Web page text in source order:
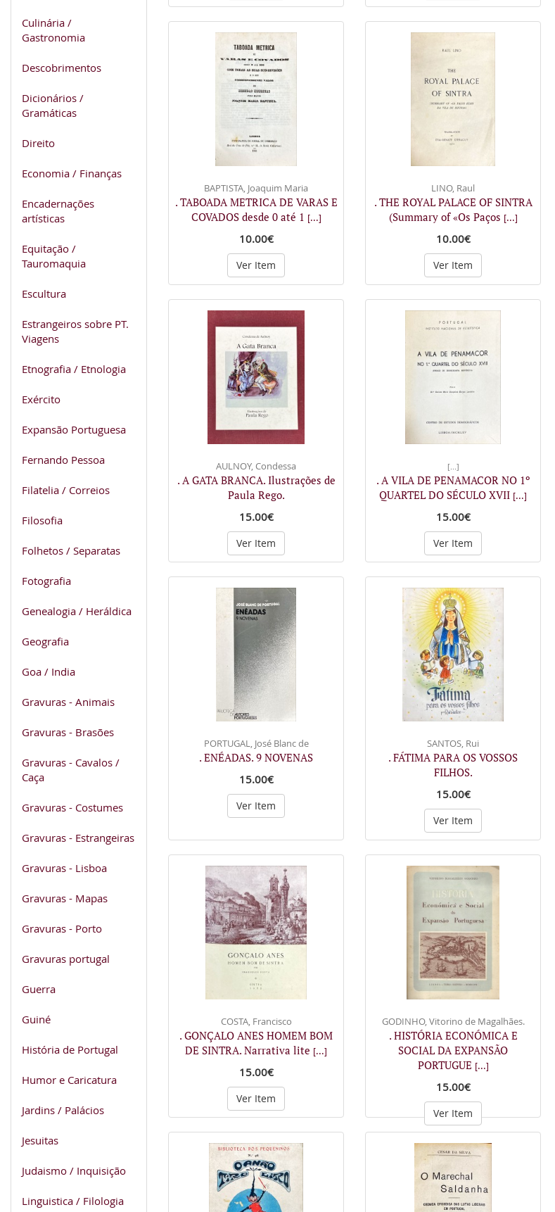
Culinária /
Gastronomia
Descobrimentos
Dicionários /
Gramáticas
Direito
Economia / Finanças
Encadernações
artísticas
Equitação /
Tauromaquia
Escultura
Estrangeiros sobre PT.
Viagens
Etnografia / Etnologia
Exército
Expansão Portuguesa
Fernando Pessoa
Filatelia / Correios
Filosofia
Folhetos / Separatas
Fotografia
Genealogia / Heráldica
Geografia
Goa / India
Gravuras - Animais
Gravuras - Brasões
Gravuras - Cavalos /
Caça
Gravuras - Costumes
Gravuras - Estrangeiras
Gravuras - Lisboa
Gravuras - Mapas
Gravuras - Porto
Gravuras portugal
Guerra
Guiné
História de Portugal
Humor e Caricatura
Jardins / Palácios
Jesuitas
Judaismo / Inquisição
Linguistica / Filologia
BAPTISTA, Joaquim Maria
. TABOADA METRICA DE VARAS E
COVADOS desde 0 até 1 [...]
10.00€
Ver Item
LINO, Raul
. THE ROYAL PALACE OF SINTRA
(Summary of «Os Paços [...]
10.00€
Ver Item
AULNOY, Condessa
. A GATA BRANCA. Ilustrações de
Paula Rego.
15.00€
Ver Item
[...]
. A VILA DE PENAMACOR NO 1º
QUARTEL DO SÉCULO XVII [...]
15.00€
Ver Item
PORTUGAL, José Blanc de
. ENÉADAS. 9 NOVENAS
15.00€
Ver Item
SANTOS, Rui
. FÁTIMA PARA OS VOSSOS
FILHOS.
15.00€
Ver Item
COSTA, Francisco
. GONÇALO ANES HOMEM BOM
DE SINTRA. Narrativa lite [...]
15.00€
Ver Item
GODINHO, Vitorino de Magalhães.
. HISTÓRIA ECONÓMICA E
SOCIAL DA EXPANSÃO
PORTUGUE [...]
15.00€
Ver Item